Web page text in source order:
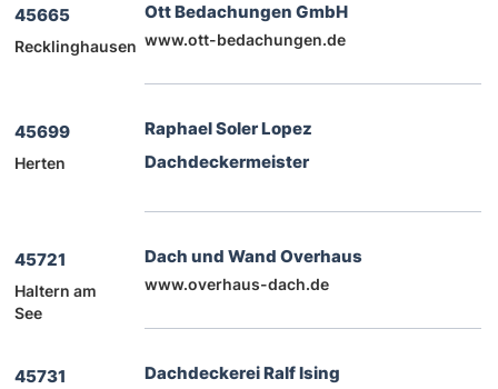
45665
Recklinghausen
Ott Bedachungen GmbH
www.ott-bedachungen.de
45699
Herten
Raphael Soler Lopez
Dachdeckermeister
45721
Haltern am
See
Dach und Wand Overhaus
www.overhaus-dach.de
45731 Dachdeckerei Ralf Ising